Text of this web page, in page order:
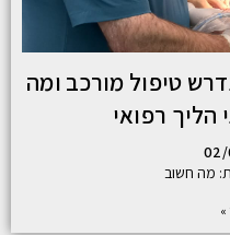
טיפול מורכב ומה
רפואי
02/
מה חשוב
»